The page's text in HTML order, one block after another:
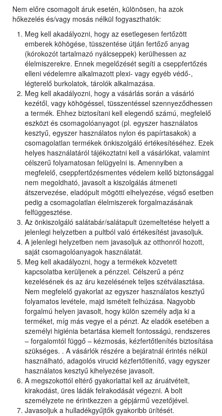
Nem előre csomagolt áruk esetén, különösen, ha azok
hőkezelés és/vagy mosás nélkül fogyaszthatók:
Meg kell akadályozni, hogy az esetlegesen fertőzött
emberek köhögése, tüsszentése útján fertőző anyag
(kórokozót tartalmazó nyálcseppek) kerülhessen az
élelmiszerekre. Ennek megelőzését segíti a cseppfertőzés
elleni védelemre alkalmazott plexi- vagy egyéb védő-,
légterelő burkolatok, tárolók alkalmazása.
Meg kell akadályozni, hogy a vásárlás során a vásárló
kezétől, vagy köhögéssel, tüsszentéssel szennyeződhessen
a termék. Ehhez biztosítani kell elegendő számú, megfelelő
eszközt és csomagolóanyagot (pl. egyszer használatos
kesztyű, egyszer használatos nylon és papírtasakok) a
csomagolatlan termékek önkiszolgáló értékesítéséhez. Ezek
helyes használatáról tájékoztatni kell a vásárlókat, valamint
célszerű folyamatosan felügyelni is. Amennyiben a
megfelelő, cseppfertőzésmentes védelem kellő biztonsággal
nem megoldható, javasolt a kiszolgálás átmeneti
átszervezése, eladópult mögötti elhelyezése, végső esetben
pedig a csomagolatlan élelmiszerek forgalmazásának
felfüggesztése.
Az önkiszolgáló salátabár/salátapult üzemeltetése helyett a
jelenlegi helyzetben a pultból való értékesítést javasoljuk.
A jelenlegi helyzetben nem javasoljuk az otthonról hozott,
saját csomagolóanyagok használatát.
Meg kell akadályozni, hogy a termékek közvetett
kapcsolatba kerüljenek a pénzzel. Célszerű a pénz
kezelésének és az áru kezelésének teljes szétválasztása.
Nem megfelelő gyakorlat az egyszer használatos kesztyű
folyamatos levétele, majd ismételt felhúzása. Nagyobb
forgalmú helyen javasolt, hogy külön személy adja ki a
terméket, míg más vegye el a pénzt. Az eladók esetében a
személyi higiénia betartása kiemelt fontosságú, rendszeres
– forgalomtól függő – kézmosás, kézfertőtlenítés biztosítása
szükséges. . A vásárlók részére a bejáratnál érintés nélkül
használható, adagolós virucid kézfertőtlenítő, vagy egyszer
használatos kesztyű kihelyezése javasolt.
A megszokottól eltérő gyakorlattal kell az áruátvételt,
kirakodást, üres ládák felrakodását végezni. A bolt
személyzete ne érintkezzen a gépjármű vezetőjével.
Javasoljuk a hulladékgyűjtők gyakoribb ürítését.